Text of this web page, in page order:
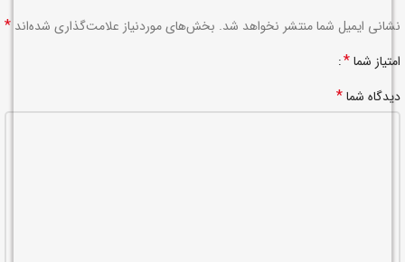
نشانی ایمیل شما منتشر نخواهد شد. بخش‌های موردنیاز علامت‌گذاری شده‌اند *
امتیاز شما*
دیدگاه شما*